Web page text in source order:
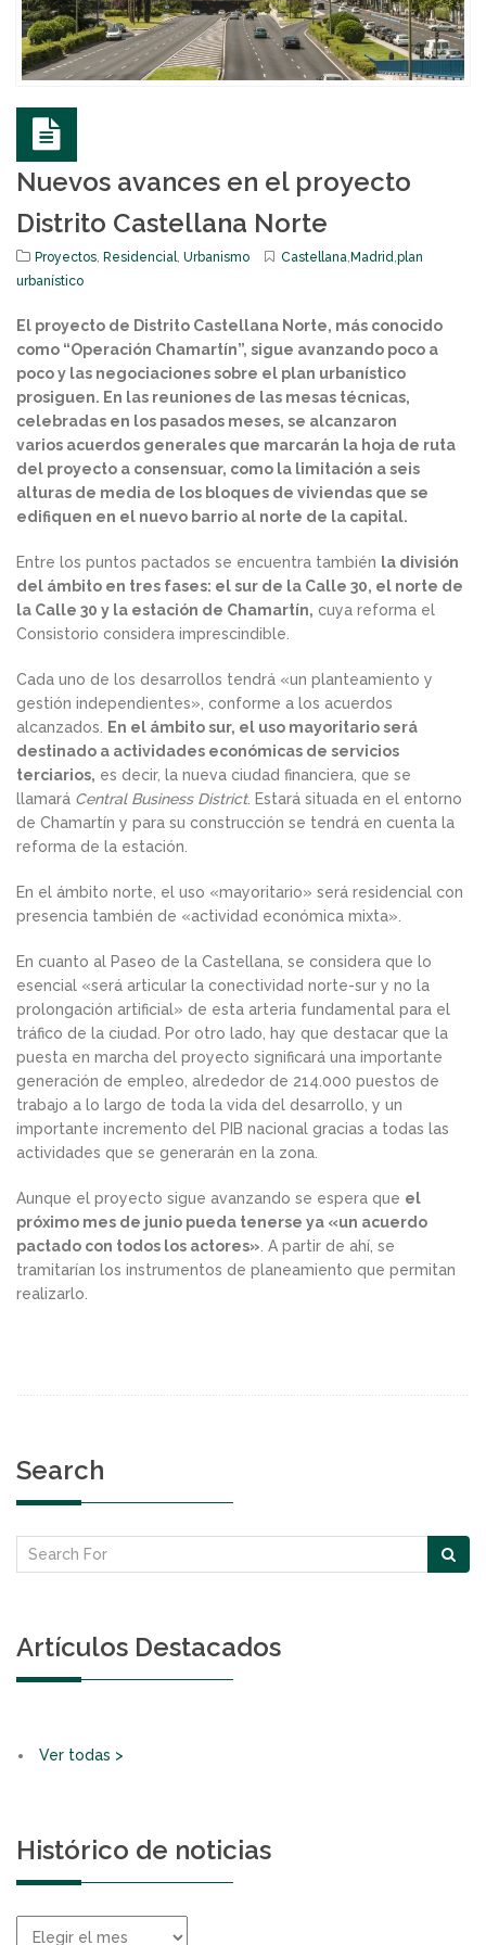
Nuevos avances en el proyecto
Distrito Castellana Norte
Proyectos, Residencial, Urbanismo Castellana, Madrid,plan
urbanístico
El proyecto de Distrito Castellana Norte, más conocido
como “Operación Chamartín”, sigue avanzando poco a
poco y las negociaciones sobre el plan urbanístico
prosiguen. En las reuniones de las mesas técnicas,
celebradas en los pasados meses, se alcanzaron
varios acuerdos generales que marcarán la hoja de ruta
del proyecto a consensuar, como la limitación a seis
alturas de media de los bloques de viviendas que se
edifiquen en el nuevo barrio al norte de la capital.
Entre los puntos pactados se encuentra también la división
del ámbito en tres fases: el sur de la Calle 30, el norte de
la Calle 30 y la estación de Chamartín, cuya reforma el
Consistorio considera imprescindible.
Cada uno de los desarrollos tendrá «un planteamiento y
gestión independientes», conforme a los acuerdos
alcanzados.
En el ámbito sur, el uso mayoritario será
destinado a actividades económicas de servicios
terciarios, es decir, la nueva ciudad financiera, que se
llamará Central Business District. Estará situada en el entorno
de Chamartín y para su construcción se tendrá en cuenta la
reforma de la estación.
En el ámbito norte, el uso «mayoritario» será residencial con
presencia también de «actividad económica mixta».
En cuanto al Paseo de la Castellana, se considera que lo
esencial «será articular la conectividad norte-sur y no la
prolongación artificial» de esta arteria fundamental para el
tráfico de la ciudad. Por otro lado, hay que destacar que la
puesta en marcha del proyecto significará una importante
generación de empleo, alrededor de 214.000 puestos de
trabajo a lo largo de toda la vida del desarrollo, y un
importante incremento del PIB nacional gracias a todas las
actividades que se generarán en la zona.
Aunque el proyecto sigue avanzando se espera que el
próximo mes de junio pueda tenerse ya «un acuerdo
pactado con todos los actores» . A partir de ahí, se
tramitarían los instrumentos de planeamiento que permitan
realizarlo.
Search
Artículos Destacados
Ver todas >
Histórico de noticias